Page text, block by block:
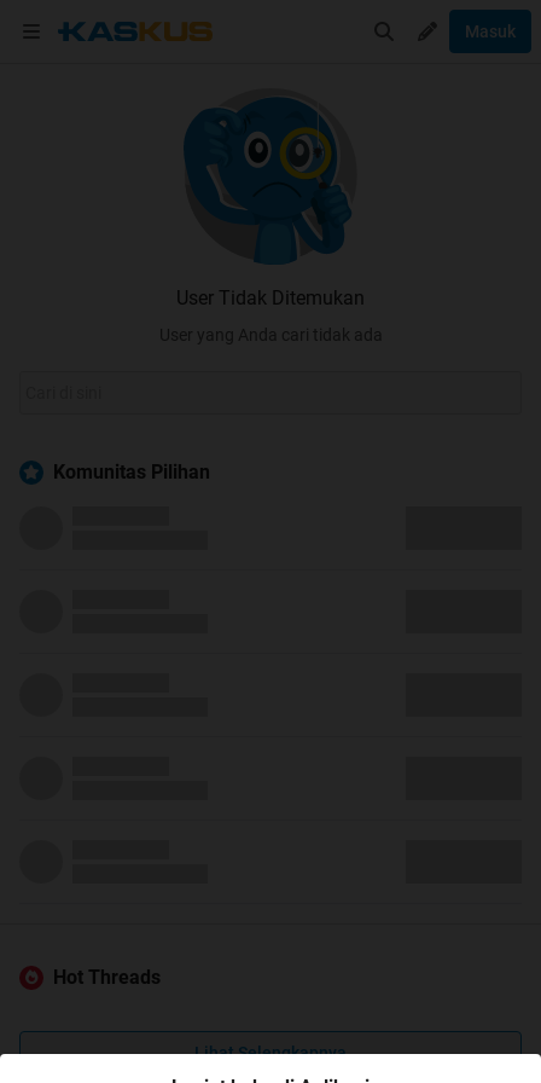
Masuk
User Tidak Ditemukan
User yang Anda cari tidak ada
Komunitas Pilihan
Hot Threads
Lihat Selengkapnya